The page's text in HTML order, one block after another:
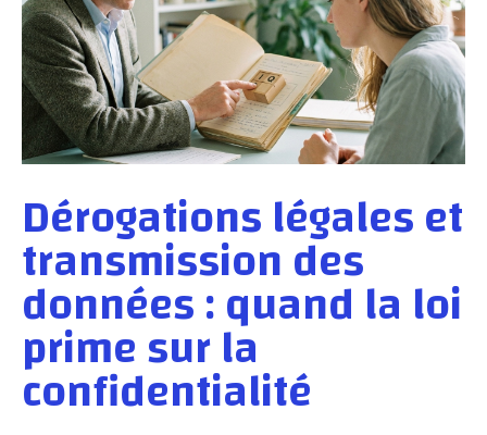
Dérogations légales et
transmission des
données : quand la loi
prime sur la
confidentialité